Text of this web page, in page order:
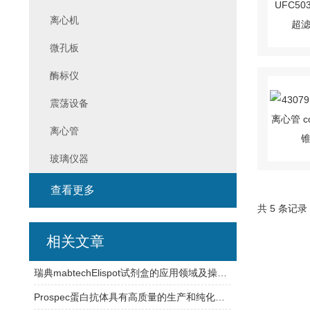
共 5 条记
离心机
微孔板
酶标仪
震荡设备
离心管
玻璃仪器
查看更多
相关文章